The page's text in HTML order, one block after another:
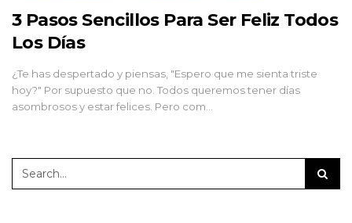
3 Pasos Sencillos Para Ser Feliz Todos
Los Días
¿Te has despertado y piensas, "Espero que me sienta triste
hoy?" Por supuesto que no. Todos queremos tener días
asombrosos y estar felices. Pero com…